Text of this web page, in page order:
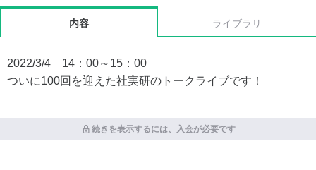
内容 ライブラリ
2022/3/4 14：00～15：00
ついに100回を迎えた社実研のトークライブです！
続きを表示するには、入会が必要です